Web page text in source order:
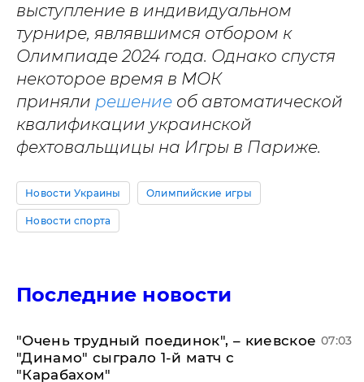
выступление в индивидуальном
турнире, являвшимся отбором к
Олимпиаде 2024 года. Однако спустя
некоторое время в МОК
приняли решение об автоматической
квалификации украинской
фехтовальщицы на Игры в Париже.
Новости Украины Олимпийские игры
Новости спорта
Последние новости
"Очень трудный поединок", – киевское
"Динамо" сыграло 1-й матч с
"Карабахом"
07:03